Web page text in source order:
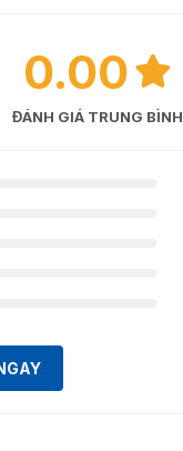
0.00
ĐÁNH GIÁ TRUNG BÌNH